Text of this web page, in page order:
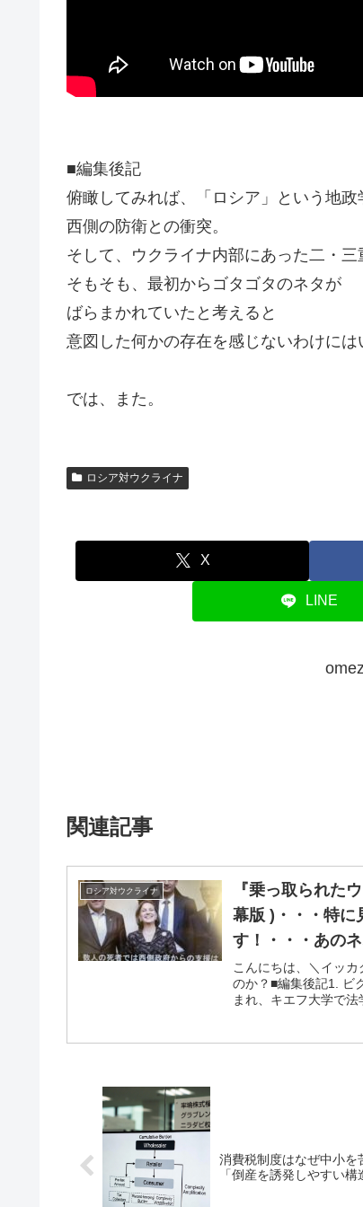
■編集後記
俯瞰してみれば、「ロシア」という地政
西側の防衛との衝突。
そして、ウクライナ内部にあった二・三
そもそも、最初からゴタゴタのネタが
ばらまかれていたと考えると
意図した何かの存在を感じないわけには
では、また。
ロシア対ウクライナ
X
LINE
関連記事
ロシア対ウクライナ
『乗っ取られた
幕版 )・・・特に
す！・・・あの
こんにちは、＼イッ
のか？■編集後記1. ビ
まれ、キエフ大学で
「倒産を誘発しやすい